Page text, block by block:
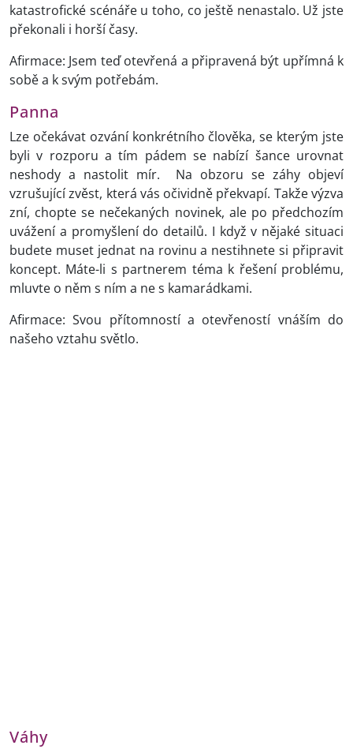
katastrofické scénáře u toho, co ještě nenastalo. Už jste
překonali i horší časy.
Afirmace: Jsem teď otevřená a připravená být upřímná k
sobě a k svým potřebám.
Panna
Lze očekávat ozvání konkrétního člověka, se kterým jste
byli v rozporu a tím pádem se nabízí šance urovnat
neshody a nastolit mír. Na obzoru se záhy objeví
vzrušující zvěst, která vás očividně překvapí. Takže výzva
zní, chopte se nečekaných novinek, ale po předchozím
uvážení a promyšlení do detailů. I když v nějaké situaci
budete muset jednat na rovinu a nestihnete si připravit
koncept. Máte-li s partnerem téma k řešení problému,
mluvte o něm s ním a ne s kamarádkami.
Afirmace: Svou přítomností a otevřeností vnáším do
našeho vztahu světlo.
Váhy